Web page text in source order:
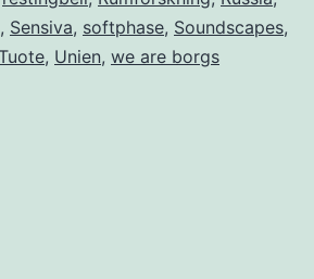
, Sensiva, softphase, Soundscapes,
, Unien, we are borgs